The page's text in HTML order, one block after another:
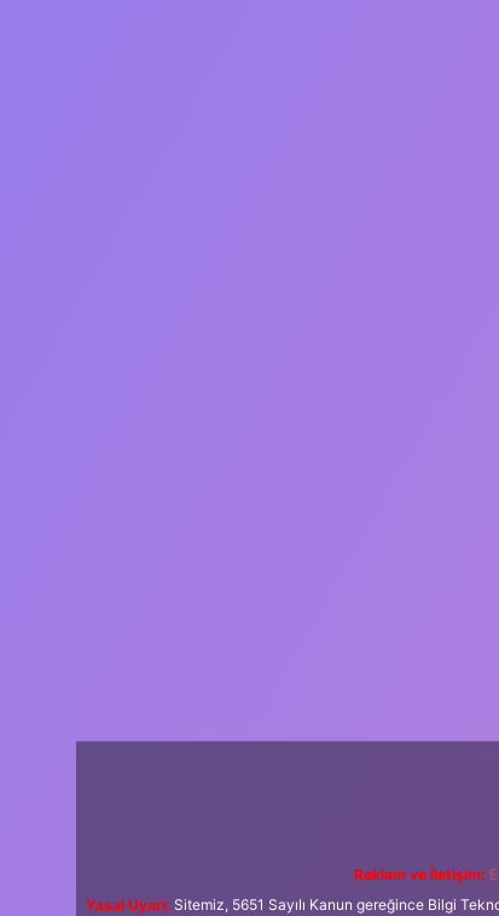
Reklam ve İletişim:
Yasal Uyarı: Sitemiz, 5651 Sayılı Kanun gereğince Bilgi